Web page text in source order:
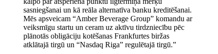
sasniegšanai un kā reāla alternatīva banku kreditēšanai.
Mēs apsveicam “Amber Beverage Group” komandu ar
veiksmīgu startu un ceram uz aktīvu tirdzniecību pēc
plānotās obligāciju kotēšanas Frankfurtes biržas
atklātajā tirgū un “Nasdaq Riga” regulētajā tirgū.”